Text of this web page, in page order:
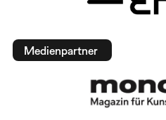
Medienpartner